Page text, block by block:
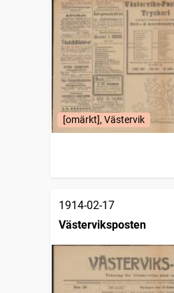
[omärkt], Västervik
1914-02-17
Västerviksposten